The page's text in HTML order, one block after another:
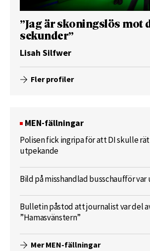
”Jag är skoningslös mot
sekunder”
Lisah Silfwer
Fler profiler
MEN-fällningar
Polisen fick ingripa för att DI skulle
utpekande
Bild på misshandlad busschaufför
Bulletin påstod att journalist var del
”Hamasvänstern”
Mer MEN-fällningar